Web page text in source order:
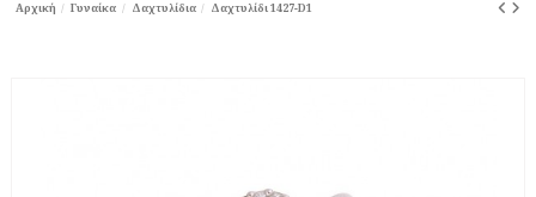
Αρχική Γυναίκα Δαχτυλίδια Δαχτυλίδι 1427-D1